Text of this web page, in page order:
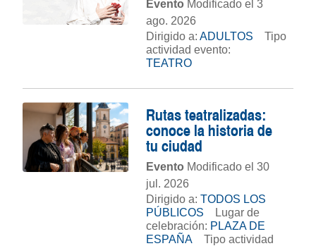
Evento Modificado el 3
ago. 2026
Dirigido a: ADULTOS
Tipo
actividad evento:
TEATRO
Rutas teatralizadas:
conoce la historia de
tu ciudad
Evento Modificado el 30
jul. 2026
Dirigido a: TODOS LOS
PÚBLICOS
Lugar de
celebración: PLAZA DE
ESPAÑA
Tipo actividad